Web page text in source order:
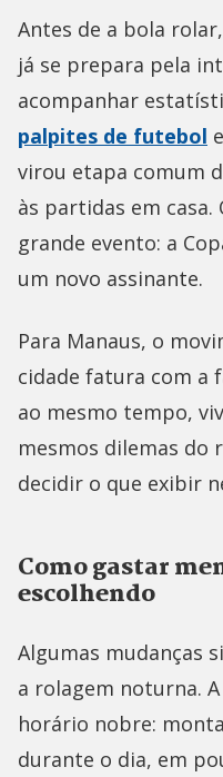
Antes de a bola
já se prepara pela
acompanhar
palpites de futebol
virou etapa comum
às partidas em casa.
grande evento: a
um novo assinante.
Para Manaus, o
cidade fatura com a
ao mesmo tempo,
mesmos dilemas do
decidir o que exibir
Como gastar
escolhendo
Algumas mudanças
a rolagem noturna.
horário nobre:
durante o dia, em